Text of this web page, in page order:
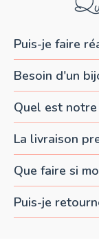
Puis-je faire
Besoin d'un
Quel est
La livraison
Que faire si
Puis-je